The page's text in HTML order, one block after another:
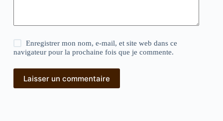
Enregistrer mon nom, e-mail, et site web dans ce
navigateur pour la prochaine fois que je commente.
Laisser un commentaire